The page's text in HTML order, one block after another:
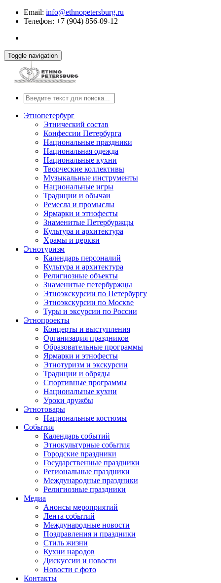
Email: info@ethnopetersburg.ru
Телефон: +7 (904) 856-09-12
Toggle navigation
Этнопетербург
Этнический состав
Конфессии Петербурга
Национальные праздники
Национальная одежда
Национальные кухни
Творческие коллективы
Музыкальные инструменты
Национальные игры
Традиции и обычаи
Ремесла и промыслы
Ярмарки и этнофесты
Знаменитые Петербуржцы
Культура и архитектура
Храмы и церкви
Этнотуризм
Календарь персоналий
Культура и архитектура
Религиозные объекты
Знаменитые петербуржцы
Этноэкскурсии по Петербургу
Этноэкскурсии по Москве
Туры и эксурсии по России
Этнопроекты
Концерты и выступления
Организация праздников
Образовательные программы
Ярмарки и этнофесты
Этнотуризм и экскурсии
Традиции и обряды
Спортивные программы
Национальные кухни
Уроки дружбы
Этнотовары
Национальные костюмы
События
Календарь событий
Этнокультурные события
Городские праздники
Государственные праздники
Региональные праздники
Международные праздники
Религиозные праздники
Медиа
Анонсы мероприятий
Лента событий
Международные новости
Поздравления и праздники
Cтиль жизни
Кухни народов
Дискуссии и новости
Новости с фото
Контакты